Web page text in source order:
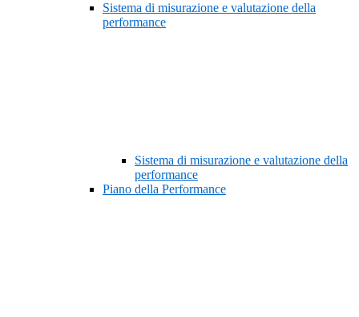
Sistema di misurazione e valutazione della
performance
Sistema di misurazione e valutazione della
performance
Piano della Performance